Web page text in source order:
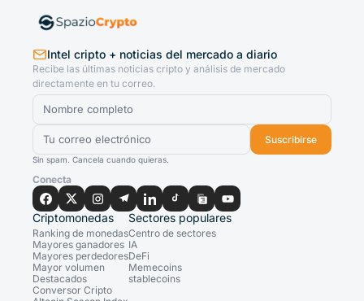
Intel cripto + noticias del mercado a diario
Recibe las últimas noticias cripto y análisis de mercado
directamente en tu correo.
Suscribirse
Sin spam. Cancela cuando quieras.
Conecta
Criptomonedas
Ranking de monedas
Mayores ganadores
Mayores perdedores
Mayor volumen
Destacados
Conversor Cripto
Sectores populares
Centro de sectores
IA
DeFi
Memecoins
stablecoins